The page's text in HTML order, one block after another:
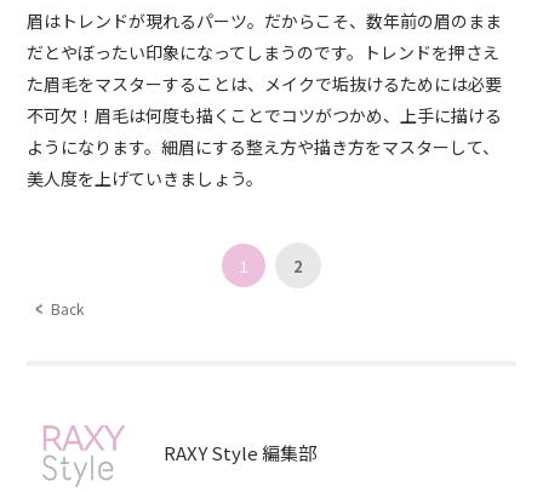
眉はトレンドが現れるパーツ。だからこそ、数年前の眉のまま
だとやぼったい印象になってしまうのです。トレンドを押さえ
た眉毛をマスターすることは、メイクで垢抜けるためには必要
不可欠！眉毛は何度も描くことでコツがつかめ、上手に描ける
ようになります。細眉にする整え方や描き方をマスターして、
美人度を上げていきましょう。
Back
1 2
RAXY Style 編集部